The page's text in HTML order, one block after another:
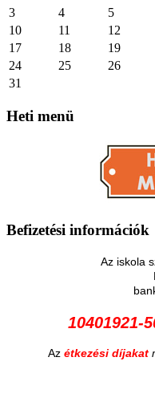
3
4 5
10
11 12
17
18 19
24
25 26
31
Heti menü
Befizetési információk
Az iskola
10401921-
Az étkezési díjakat